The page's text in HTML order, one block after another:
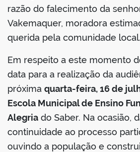
razão do falecimento da
Vakemaquer, moradora
querida pela comunidade local.
Em respeito a este momento
data para a realização da
próxima quarta-feira, 16 de
Escola Municipal de Ensino
Alegria do Saber. Na ocasião,
continuidade ao processo
ouvindo a população e